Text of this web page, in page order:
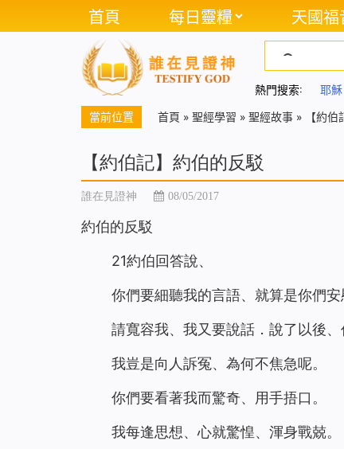
首頁 每日靈糧 天國福
熱門搜索: 耶穌
當前位置 首頁 » 聖經學習 » 聖經故事 » 【約
【約伯記】約伯的反駁
誰在見證神 08/05/2017
約伯的反駁
21約伯回答說、
你們要細聽我的言語、就算是你們安
請寬容我、我又要說話．說了以後、
我豈是向人訴冤、為何不焦急呢。
你們要看著我而驚奇、用手捂口。
我每逢思想、心就驚惶、渾身戰兢。